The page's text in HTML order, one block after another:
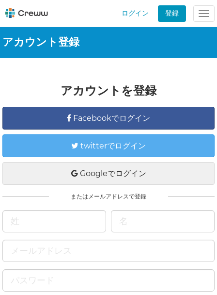
ログイン 登録
アカウント登録
アカウントを登録
Facebookでログイン
twitterでログイン
Googleでログイン
またはメールアドレスで登録